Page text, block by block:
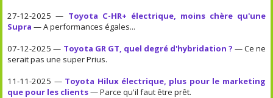
27-12-2025 — Toyota C-HR+ électrique, moins chère qu'une
Supra — A performances égales...
07-12-2025 — Toyota GR GT, quel degré d'hybridation ? — Ce ne
serait pas une super Prius.
11-11-2025 — Toyota Hilux électrique, plus pour le marketing
que pour les clients— Parce qu'il faut être prêt.